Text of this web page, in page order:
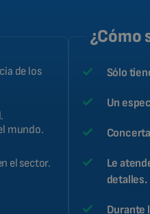
de los
mundo.
el sector.
¿Cómo
Sólo
Un
Le
detalles.
Durante